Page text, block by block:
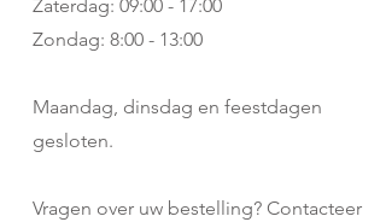
Zaterdag: 09:00 - 17:00
Zondag: 8:00 - 13:00
Maandag, dinsdag en feestdagen
gesloten.
Vragen over uw bestelling? Contacteer